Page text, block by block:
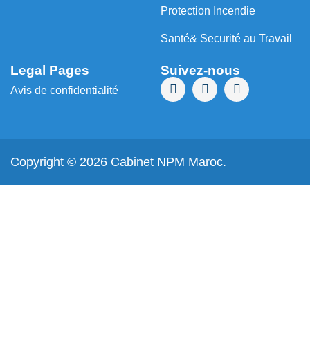
Protection Incendie
Santé& Securité au Travail
Legal Pages
Avis de confidentialité
Suivez-nous
Copyright © 2026 Cabinet NPM Maroc.